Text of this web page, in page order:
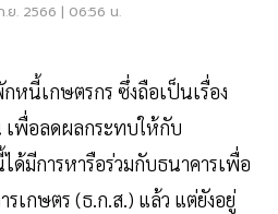
ย. 2566 | 06:56 น.
หนี้เกษตรกร ซึ่งถือเป็นเรื่อง
เพื่อลดผลกระทบให้กับ
ด้มีการหารือร่วมกับธนาคารเพื่อ
เกษตร (ธ.ก.ส.) แล้ว แต่ยังอยู่